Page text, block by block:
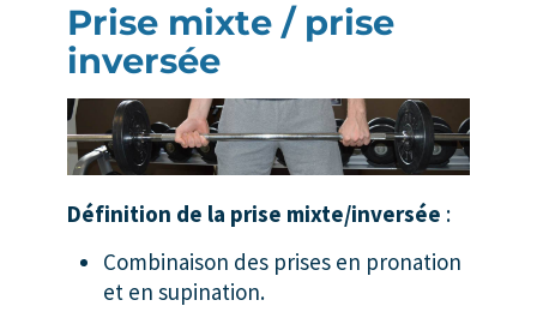
Prise mixte / prise
inversée
Définition de la prise mixte/inversée :
Combinaison des prises en pronation
et en supination.